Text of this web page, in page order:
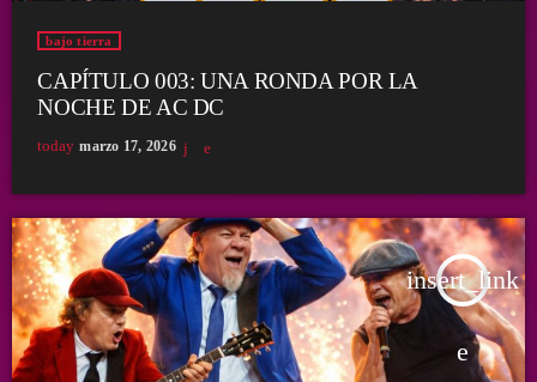
bajo tierra
CAPÍTULO 003: UNA RONDA POR LA
NOCHE DE AC DC
today marzo 17, 2026
insert_link